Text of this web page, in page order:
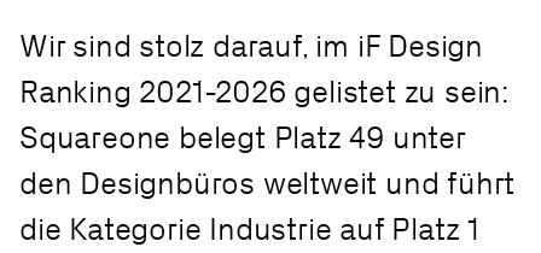
Wir sind stolz darauf, im iF Design
Ranking 2021-2026 gelistet zu sein:
Squareone belegt Platz 49 unter
den Designbüros weltweit und führt
die Kategorie Industrie auf Platz 1